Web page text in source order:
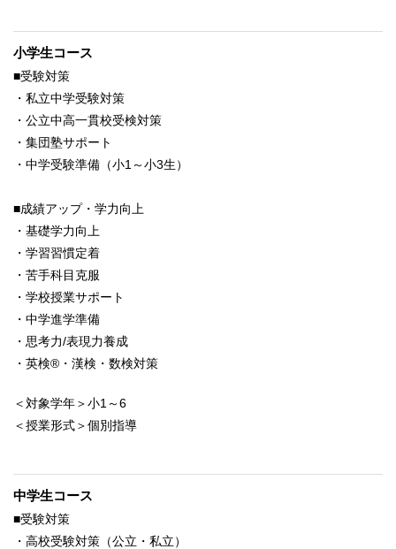
小学生コース
■受験対策
・私立中学受験対策
・公立中高一貫校受検対策
・集団塾サポート
・中学受験準備（小1～小3生）
■成績アップ・学力向上
・基礎学力向上
・学習習慣定着
・苦手科目克服
・学校授業サポート
・中学進学準備
・思考力/表現力養成
・英検®・漢検・数検対策
＜対象学年＞小1～6
＜授業形式＞個別指導
中学生コース
■受験対策
・高校受験対策（公立・私立）